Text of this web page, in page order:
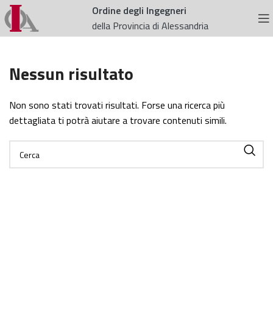
Ordine degli Ingegneri
della Provincia di Alessandria
Nessun risultato
Non sono stati trovati risultati. Forse una ricerca più
dettagliata ti potrà aiutare a trovare contenuti simili.